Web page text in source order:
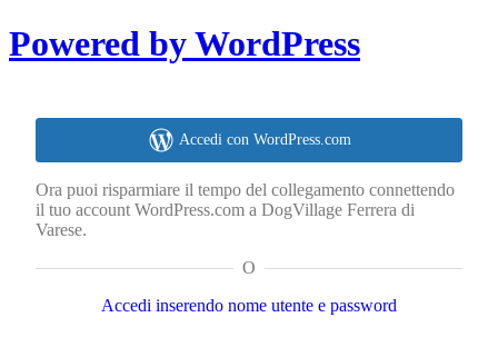
Powered by WordPress
Accedi con WordPress.com
Ora puoi risparmiare il tempo del collegamento connettendo
il tuo account WordPress.com a DogVillage Ferrera di
Varese.
O
Accedi inserendo nome utente e password